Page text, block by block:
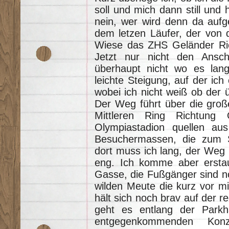
soll und mich dann still und
nein, wer wird denn da
dem letzen Läufer, der von
Wiese das ZHS Geländer
Jetzt nur nicht den
überhaupt nicht wo es
leichte Steigung, auf der
wobei ich nicht weiß ob der
Der Weg führt über die
Mittleren Ring Richtung
Olympiastadion quellen
Besuchermassen, die
dort muss ich lang, der
eng. Ich komme aber
Gasse, die Fußgänger sind
wilden Meute die kurz vor
hält sich noch brav auf der
geht es entlang der
entgegenkommenden